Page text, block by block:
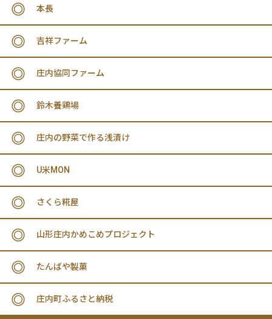
本長
吉祥ファーム
庄内協同ファーム
鈴木養鶏場
庄内の野菜で作る浅漬け
U米MON
さくら糀屋
山形庄内かめこめプロジェクト
たんばや製菓
庄内町ふるさと納税